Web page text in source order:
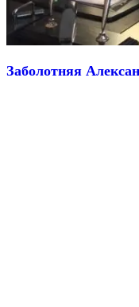
Заболотняя